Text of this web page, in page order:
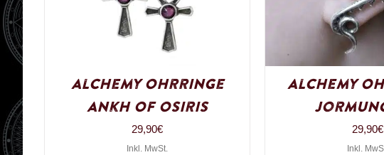
Alchemy Ohrringe
Ankh Of Osiris
29,90€
Inkl. MwSt.
Alchemy
29,90€
Inkl.